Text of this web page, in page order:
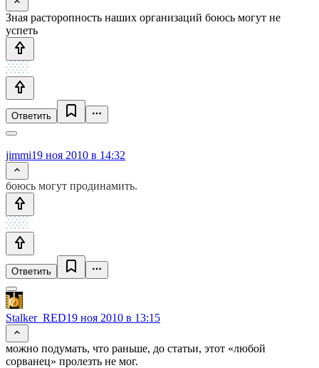
Зная расторопность наших организаций боюсь могут не
успеть
Ответить
jimmi19 ноя 2010 в 14:32
боюсь могут продинамить.
Ответить
Stalker_RED19 ноя 2010 в 13:15
можно подумать, что раньше, до статьи, этот «любой
сорванец» пролезть не мог.